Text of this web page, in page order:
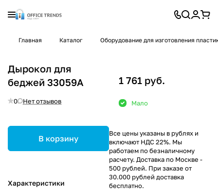
Главная Каталог Оборудование для изготовления
Дырокол для
беджей 33059А
0 Нет отзывов
В корзину
Характеристики
1 761 руб.
Мало
Все цены указаны в рублях и
включают НДС 22%. Мы
работаем по безналичному
расчету. Доставка по Москве -
500 рублей. При заказе от
30.000 рублей доставка
бесплатно.